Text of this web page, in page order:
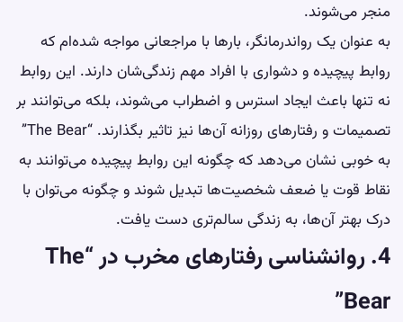
منجر می‌شوند.
به عنوان یک رواندرمانگر، بارها با مراجعانی مواجه شده‌ام که
روابط پیچیده و دشواری با افراد مهم زندگی‌شان دارند. این روابط
نه تنها باعث ایجاد استرس و اضطراب می‌شوند، بلکه می‌توانند بر
تصمیمات و رفتارهای روزانه آن‌ها نیز تاثیر بگذارند. “The Bear”
به خوبی نشان می‌دهد که چگونه این روابط پیچیده می‌توانند به
نقاط قوت یا ضعف شخصیت‌ها تبدیل شوند و چگونه می‌توان با
درک بهتر آن‌ها، به زندگی سالم‌تری دست یافت.
4. روانشناسی رفتارهای مخرب در “The
Bear”